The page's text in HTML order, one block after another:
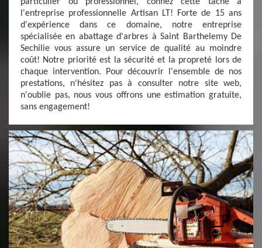
l'entreprise professionnelle Artisan LT! Forte de 15 ans
d'expérience dans ce domaine, notre entreprise
spécialisée en abattage d'arbres à Saint Barthelemy De
Sechilie vous assure un service de qualité au moindre
coût! Notre priorité est la sécurité et la propreté lors de
chaque intervention. Pour découvrir l'ensemble de nos
prestations, n'hésitez pas à consulter notre site web,
n'oublie pas, nous vous offrons une estimation gratuite,
sans engagement!